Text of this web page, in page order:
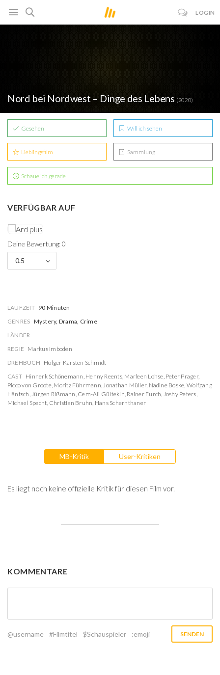
LOGIN
Nord bei Nordwest – Dinge des Lebens (2020)
Gesehen Will ich sehen
Lieblingsfilm Sammlung
Schaue ich gerade
VERFÜGBAR AUF
Deine Bewertung: 0
0.5
LAUFZEIT 90 Minuten
GENRES Mystery, Drama, Crime
LÄNDER
REGIE Markus Imboden
DREHBUCH Holger Karsten Schmidt
CAST Hinnerk Schönemann, Henny Reents, Marleen Lohse, Peter Prager,
Picco von Groote, Moritz Führmann,Jonathan Müller, Nadine Boske, Wolfgang
Häntsch,Jürgen Rißmann, Cem-Ali Gültekin, Rainer Furch, Joshy Peters,
Michael Specht, Christian Bruhn, Hans Schernthaner
MB-Kritik User-Kritiken
Es liegt noch keine offizielle Kritik für diesen Film vor.
KOMMENTARE
@username #Filmtitel $Schauspieler :emoji